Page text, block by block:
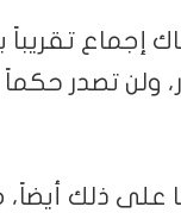
إجماع تقريباً
ولن تصدر حكماً
على ذلك أيضاً،